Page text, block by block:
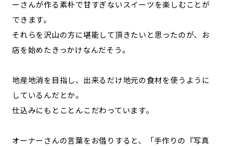
ーさんが作る素朴で甘すぎないスイーツを楽しむことが
できます。
それらを沢山の方に堪能して頂きたいと思ったのが、お
店を始めたきっかけなんだそう。
地産地消を目指し、出来るだけ地元の食材を使うように
しているんだとか。
仕込みにもとことんこだわっています。
オーナーさんの言葉をお借りすると、「手作りの『写真